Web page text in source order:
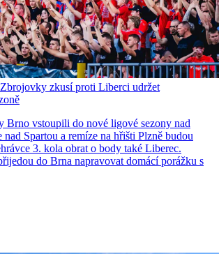
zkusí proti Liberci udržet
Brno vstoupili do nové ligové sezony nad
Spartou a remíze na hřišti Plzně budou
3. kola obrat o body také Liberec.
do Brna napravovat domácí porážku s